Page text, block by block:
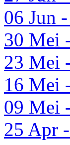
06 Jun
30 Mei
23 Mei
16 Mei
09 Mei
25 Apr